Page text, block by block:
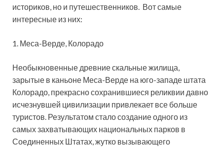
историков, но и путешественников. Вот самые
интересные из них:
1. Меса-Верде, Колорадо
Необыкновенные древние скальные жилища,
зарытые в каньоне Меса-Верде на юго-западе штата
Колорадо, прекрасно сохранившиеся реликвии давно
исчезнувшей цивилизации привлекает все больше
туристов. Результатом стало создание одного из
самых захватывающих национальных парков в
Соединенных Штатах, жутко вызывающего